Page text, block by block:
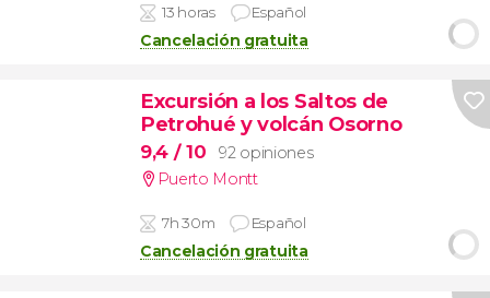
13 horas Español
Cancelación gratuita
Excursión a los Saltos de
Petrohué y volcán Osorno
9,4 / 10
92 opiniones
Puerto Montt
7h 30m Español
Cancelación gratuita